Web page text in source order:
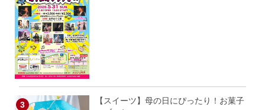
【スイーツ】母の日にぴったり！お菓子